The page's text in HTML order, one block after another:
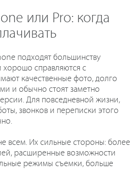
или Pro: когда
подходят большинству
хорошо справляются с
качественные фото, долго
и обычно стоят заметно
Для повседневной жизни,
звонков и переписки этого
всем. Их сильные стороны: более
расширенные возможности
режимы съемки, больше